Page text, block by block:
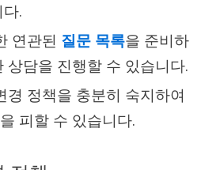
.
연관된 질문 목록을 준비하
상담을 진행할 수 있습니다.
경 정책을 충분히 숙지하여
피할 수 있습니다.